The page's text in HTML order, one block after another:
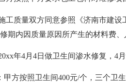
工质量双方同意参照《济南市建
期内因质量原因所产生的材料费、
年4月4日做卫生间渗水修复，4
甲方按照卫生间400元/个，三个卫